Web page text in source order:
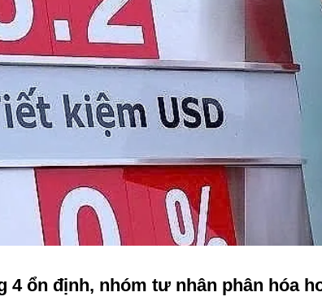
4 ổn định, nhóm tư nhân phân hóa